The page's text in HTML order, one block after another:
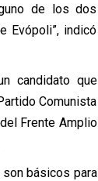
de los dos
Evópoli”, indicó
candidato que
Comunista
Frente Amplio
básicos para